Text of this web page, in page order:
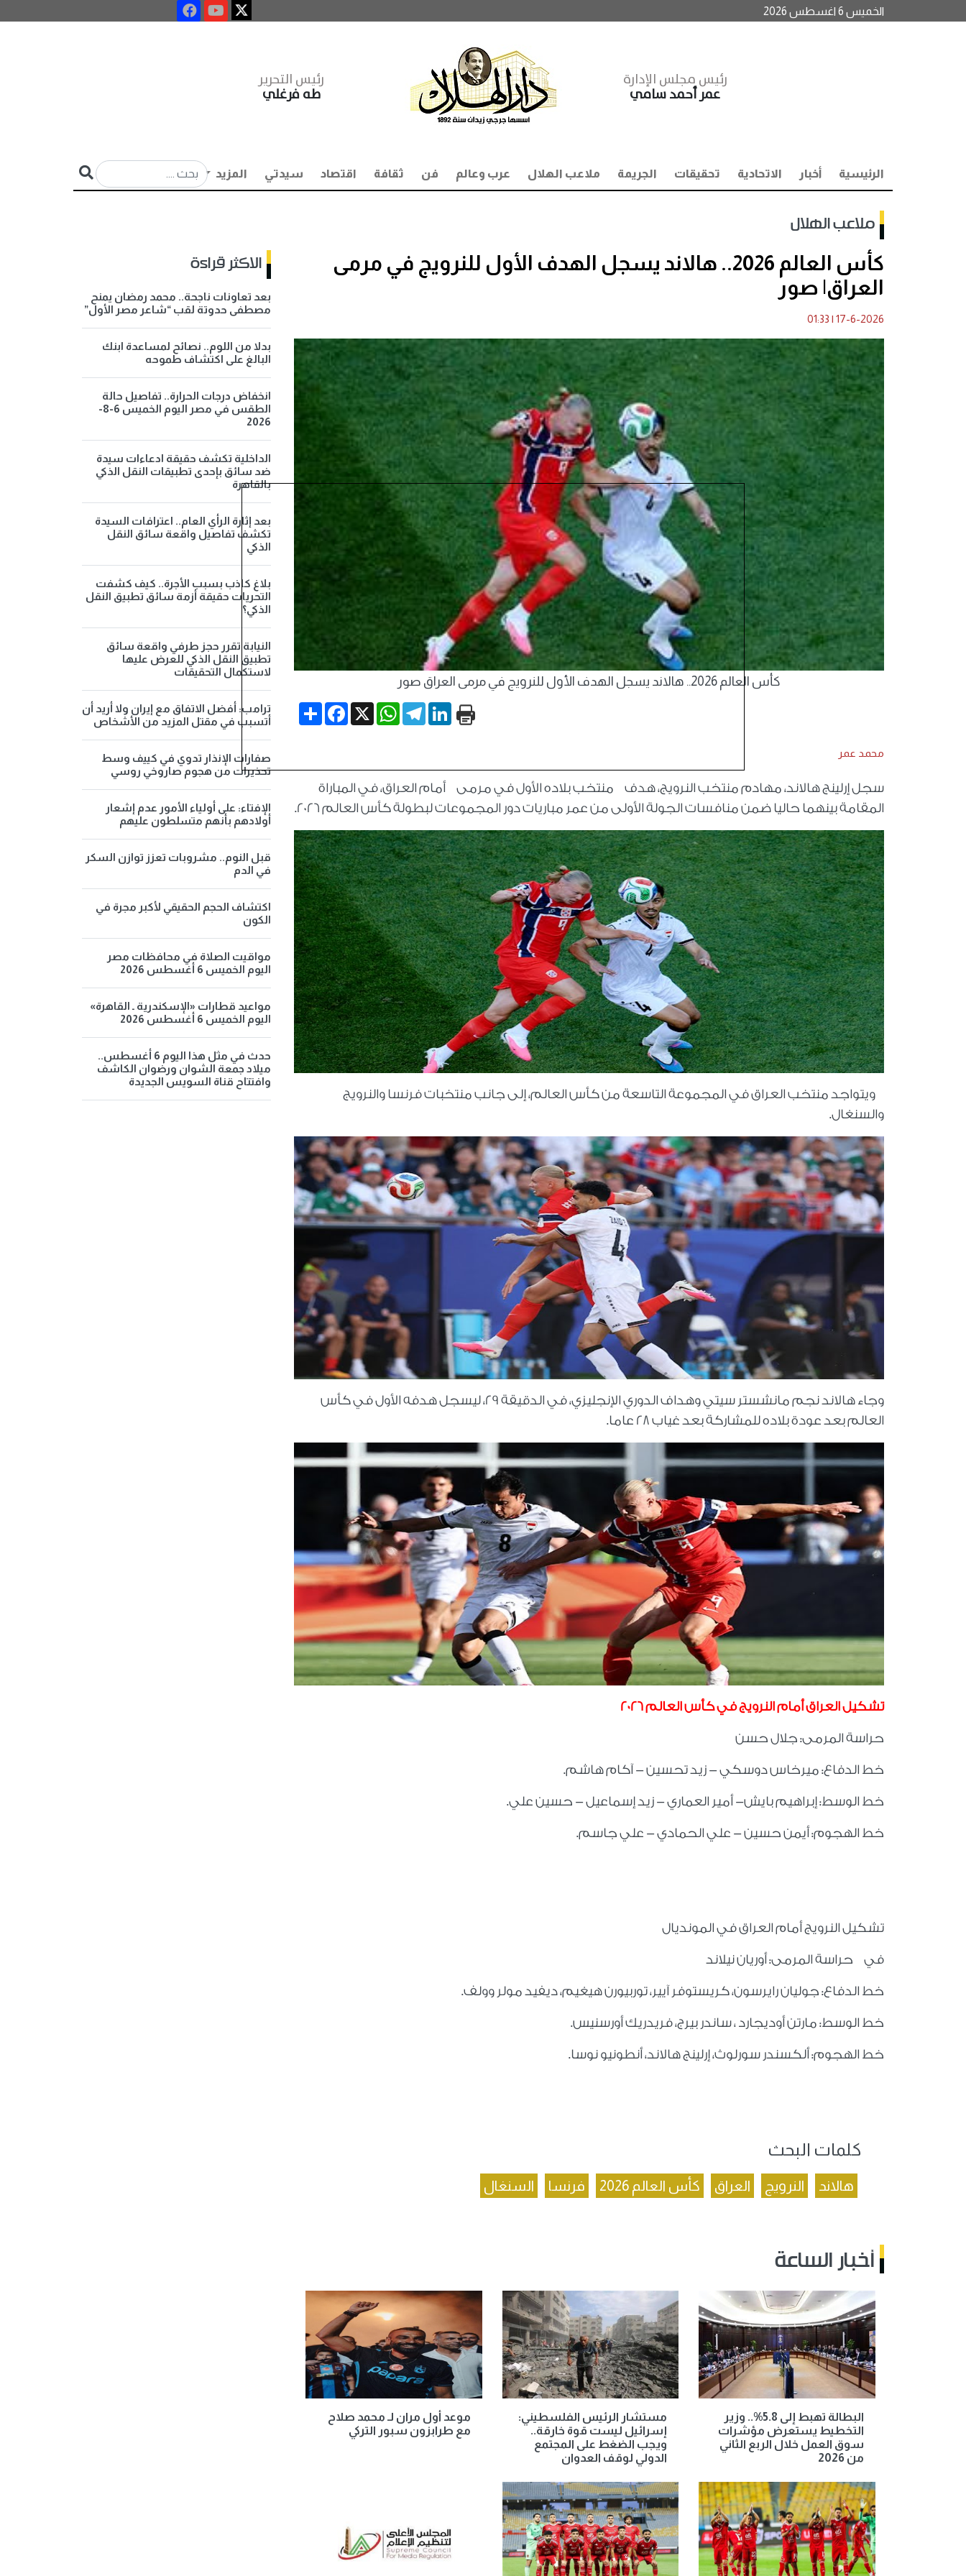
الخميس 6 اغسطس 2026
رئيس مجلس الإدارة
عمر أحمد سامي
رئيس التحرير
طه فرغلي
الرئيسية أخبار الاتحادية تحقيقات الجريمة ملاعب الهلال عرب وعالم فن ثقافة اقتصاد سيدتي المزيد
ملاعب الهلال
كأس العالم 2026.. هالاند يسجل الهدف الأول للنرويج في مرمى
العراق| صور
17-6-2026
|
01:33
كأس العالم 2026.. هالاند يسجل الهدف الأول للنرويج في مرمى العراق صور
Share
Facebook X
WhatsApp
TelegramLinkedIn
محمد عمر
سجل إرلينج هالاند، مهادم منتخب النرويج، هدف منتخب بلاده الأول في مرمى أمام العراق، في المباراة
المقامة بينهما حاليا ضمن منافسات الجولة الأولى من عمر مباريات دور المجموعات لبطولة كأس العالم 2026.
ويتواجد منتخب العراق في المجموعة التاسعة من كأس العالم، إلى جانب منتخبات فرنسا والنرويج
والسنغال.
وجاء هالاند نجم مانشستر سيتي وهداف الدوري الإنجليزي، في الدقيقة 29، ليسجل هدفه الأول في كأس
العالم بعد عودة بلاده للمشاركة بعد غياب 28 عاما.
تشكيل العراق أمام النرويج في كأس العالم 2026
حراسة المرمى: جلال حسن
خط الدفاع: ميرخاس دوسكي - زيد تحسين - آكام هاشم.
خط الوسط: إبراهيم بايش- أمير العماري - زيد إسماعيل - حسين علي.
خط الهجوم: أيمن حسين - علي الحمادي - علي جاسم.
تشكيل النرويج أمام العراق في المونديال
في حراسة المرمى: أوريان نيلاند
خط الدفاع: جوليان رايرسون، كريستوفر آيير، توربيورن هيغيم، ديفيد مولر وولف.
خط الوسط: مارتن أوديجارد ، ساندر بيرج، فريدريك أورسنيس.
خط الهجوم: ألكسندر سورلوث، إرلينج هالاند، أنطونيو نوسا.
كلمات البحث
هالاند النرويج العراق كأس العالم 2026 فرنسا السنغال
أخبار الساعة
البطالة تهبط إلى 5.8%.. وزير
التخطيط يستعرض مؤشرات
سوق العمل خلال الربع الثاني
من 2026
مستشار الرئيس الفلسطيني:
إسرائيل ليست قوة خارقة..
ويجب الضغط على المجتمع
الدولي لوقف العدوان
موعد أول مران لـ محمد صلاح
مع طرابزون سبور التركي
الاكثر قراءة
بعد تعاونات ناجحة.. محمد رمضان يمنح
مصطفى حدوتة لقب “شاعر مصر الأول”
بدلا من اللوم.. نصائح لمساعدة ابنك
البالغ على اكتشاف طموحه
انخفاض درجات الحرارة.. تفاصيل حالة
الطقس في مصر اليوم الخميس 6-8-
2026
الداخلية تكشف حقيقة ادعاءات سيدة
ضد سائق بإحدى تطبيقات النقل الذكي
بالقاهرة
بعد إثارة الرأي العام.. اعترافات السيدة
تكشف تفاصيل واقعة سائق النقل
الذكي
بلاغ كاذب بسبب الأجرة.. كيف كشفت
التحريات حقيقة أزمة سائق تطبيق النقل
الذكي؟
النيابة تقرر حجز طرفي واقعة سائق
تطبيق النقل الذكي للعرض عليها
لاستكمال التحقيقات
ترامب: أفضل الاتفاق مع إيران ولا أريد أن
أتسبب في مقتل المزيد من الأشخاص
صفارات الإنذار تدوي في كييف وسط
تحذيرات من هجوم صاروخي روسي
الإفتاء: على أولياء الأمور عدم إشعار
أولادهم بأنهم متسلطون عليهم
قبل النوم.. مشروبات تعزز توازن السكر
في الدم
اكتشاف الحجم الحقيقي لأكبر مجرة في
الكون
مواقيت الصلاة في محافظات مصر
اليوم الخميس 6 أغسطس 2026
مواعيد قطارات «الإسكندرية ـ القاهرة»
اليوم الخميس 6 أغسطس 2026
حدث في مثل هذا اليوم 6 أغسطس..
ميلاد جمعة الشوان ورضوان الكاشف
وافتتاح قناة السويس الجديدة